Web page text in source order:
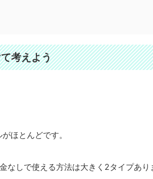
考えよう
ほとんどです。
なしで使える方法は大きく2タイプあり